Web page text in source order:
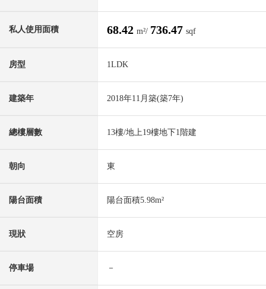
私人使用面積 68.42 m²/ 736.47 sqf
房型 1LDK
建築年 2018年11月築(築7年)
總樓層數 13樓/地上19樓地下1階建
朝向 東
陽台面積 陽台面積5.98m²
現狀 空房
停車場 －